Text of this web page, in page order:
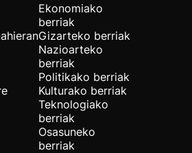
Ekonomiako
berriak
Gizarteko berriak
Nazioarteko
berriak
Politikako berriak
Kulturako berriak
Teknologiako
berriak
Osasuneko
berriak